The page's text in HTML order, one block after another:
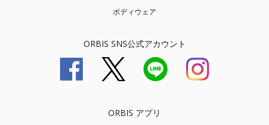
ボディウェア
ORBIS SNS公式アカウント
ORBIS アプリ